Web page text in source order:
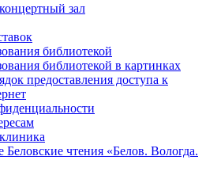
зал
библиотекой
библиотекой в картинках
предоставления доступа к
Беловские чтения «Белов. Вологда.